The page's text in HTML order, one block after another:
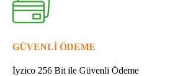
GÜVENLİ ÖDEME
İyzico 256 Bit ile Güvenli Ödeme